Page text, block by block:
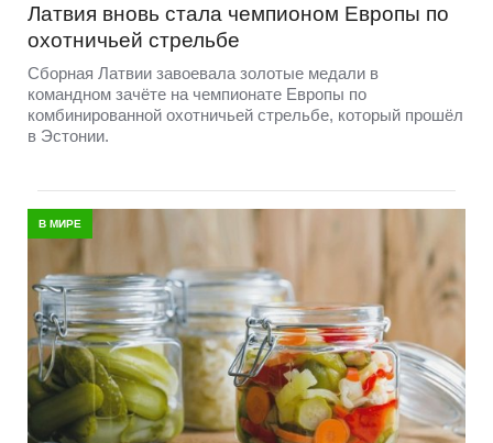
Латвия вновь стала чемпионом Европы по
охотничьей стрельбе
Сборная Латвии завоевала золотые медали в
командном зачёте на чемпионате Европы по
комбинированной охотничьей стрельбе, который прошёл
в Эстонии.
В МИРЕ